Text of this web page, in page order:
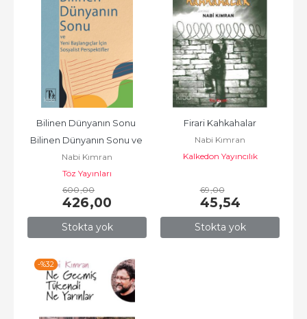
Stokta yok
Bilinen Dünyanın Sonu
Bilinen Dünyanın Sonu ve
Başlangıçlar İçin...
Nabi Kımran
Töz Yayınları
600,00
426,00
Stokta yok
Firari Kahkahalar
Nabi Kımran
Kalkedon Yayıncılık
69,00
45,54
-%32